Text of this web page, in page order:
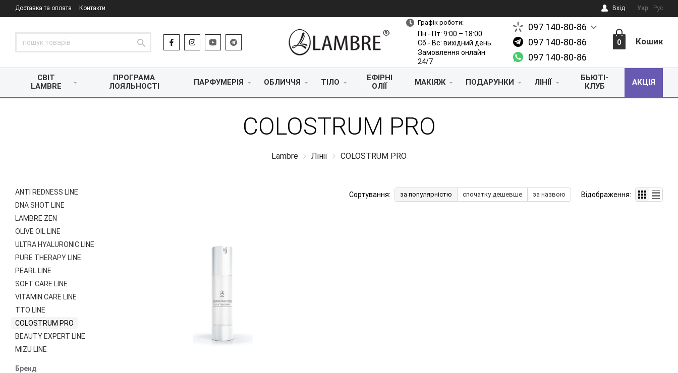
Доставка та оплата Контакти Вхід Укр Рус
Графік роботи:
Пн - Пт: 9:00 – 18:00
Сб - Вс: вихідний день.
Замовлення онлайн
24/7
097 140-80-86
097 140-80-86
097 140-80-86
0 Кошик
СВІТ
LAMBRE
ПРОГРАМА
ЛОЯЛЬНОСТІ
ПАРФУМЕРІЯ ОБЛИЧЧЯ ТІЛО
ЕФІРНІ
ОЛІЇ
МАКІЯЖ ПОДАРУНКИ ЛІНІЇ
БЬЮТІ-
КЛУБ
АКЦІЯ
COLOSTRUM PRO
Lambre Лінії COLOSTRUM PRO
Сортування: за популярністю спочатку дешевше за назвою Відображення:
ANTI REDNESS LINE
DNA SHOT LINE
LAMBRE ZEN
OLIVE OIL LINE
ULTRA HYALURONIC LINE
PURE THERAPY LINE
PEARL LINE
SOFT CARE LINE
VITAMIN CARE LINE
TTO LINE
COLOSTRUM PRO
BEAUTY EXPERT LINE
MIZU LINE
Бренд